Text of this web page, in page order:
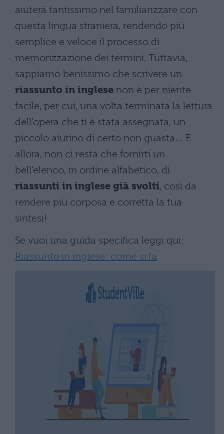
aiuterà tantissimo nel familiarizzare con
questa lingua straniera, rendendo più
semplice e veloce il processo di
memorizzazione dei termini. Tuttavia,
sappiamo benissimo che scrivere un
riassunto in inglese non è per niente
facile, per cui, una volta terminata la lettura
dell’opera che ti è stata assegnata, un
piccolo aiutino di certo non guasta… E
allora, non ci resta che fornirti un
bell’elenco, in ordine alfabetico, di
riassunti in inglese già svolti, così da
rendere più corposa e corretta la tua
sintesi!
Se vuoi una guida specifica leggi qui:
Riassunto in inglese: come si fa